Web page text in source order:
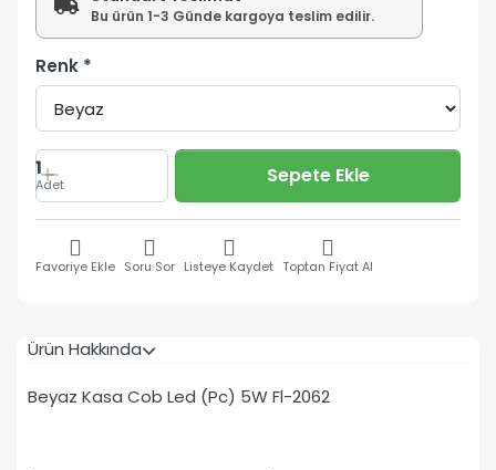
Bu ürün 1-3 Günde kargoya teslim edilir.
Renk
1
Adet Sepete Ekle
Favoriye Ekle Soru Sor Listeye Kaydet Toptan Fiyat Al
Ürün Hakkında
Beyaz Kasa Cob Led (Pc) 5W Fl-2062